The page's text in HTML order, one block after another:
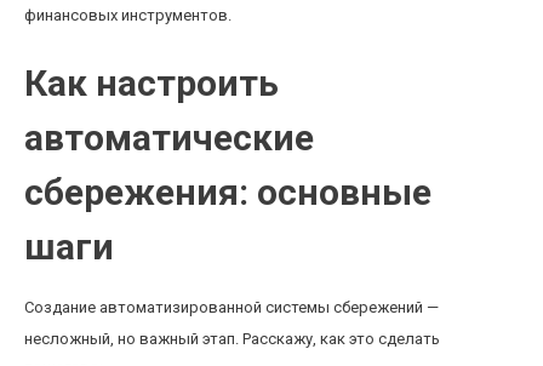
финансовых инструментов.
Как настроить
автоматические
сбережения: основные
шаги
Создание автоматизированной системы сбережений —
несложный, но важный этап. Расскажу, как это сделать